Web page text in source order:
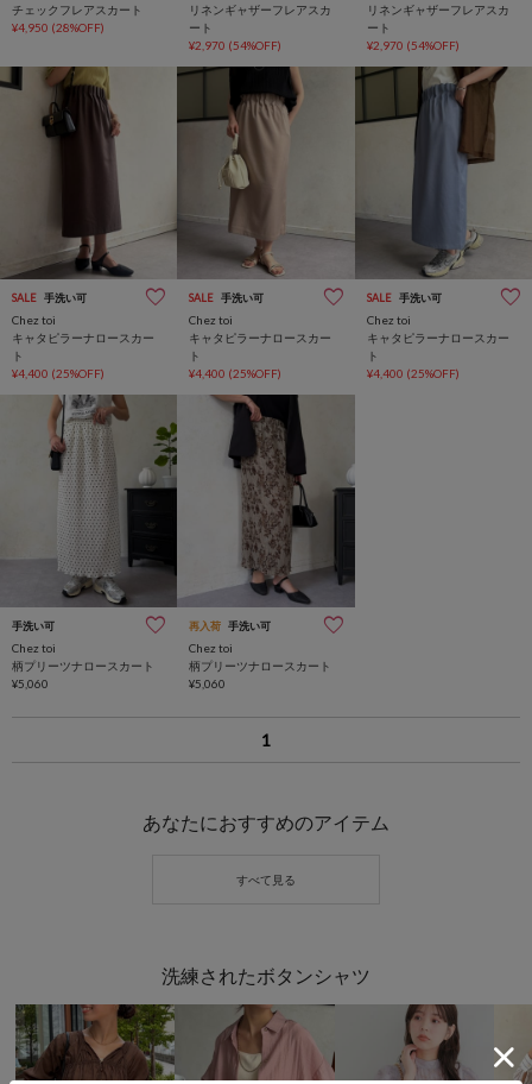
チェックフレアスカート
¥4,950 (28%OFF)
リネンギャザーフレアスカ
ート
¥2,970 (54%OFF)
リネンギャザーフレアスカ
ート
¥2,970 (54%OFF)
SALE 手洗い可
Chez toi
キャタピラーナロースカー
ト
¥4,400 (25%OFF)
SALE 手洗い可
Chez toi
キャタピラーナロースカー
ト
¥4,400 (25%OFF)
SALE 手洗い可
Chez toi
キャタピラーナロースカー
ト
¥4,400 (25%OFF)
手洗い可
Chez toi
柄プリーツナロースカート
¥5,060
再入荷 手洗い可
Chez toi
柄プリーツナロースカート
¥5,060
1
あなたにおすすめのアイテム
洗練されたボタンシャツ